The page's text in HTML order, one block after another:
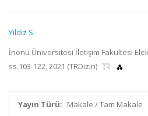
Yıldız S.
İnönü Üniversitesi İletişim Fakültesi
ss.103-122, 2021 (TRDizin)
Yayın Türü: Makale / Tam Makale